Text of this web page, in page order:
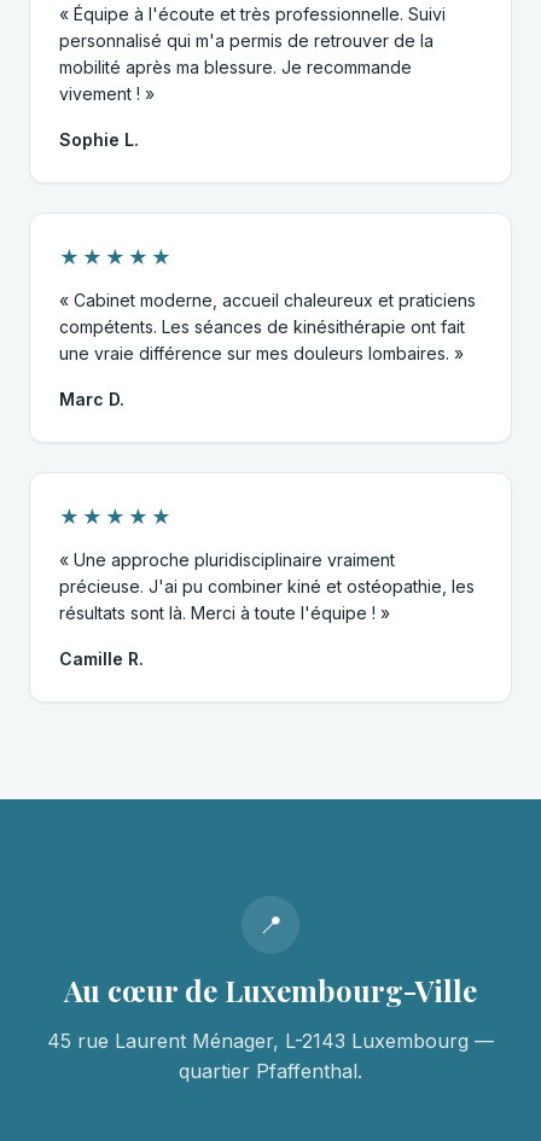
« Équipe à l'écoute et très professionnelle. Suivi
personnalisé qui m'a permis de retrouver de la
mobilité après ma blessure. Je recommande
vivement ! »
Sophie L.
★★★★★
« Cabinet moderne, accueil chaleureux et praticiens
compétents. Les séances de kinésithérapie ont fait
une vraie différence sur mes douleurs lombaires. »
Marc D.
★★★★★
« Une approche pluridisciplinaire vraiment
précieuse. J'ai pu combiner kiné et ostéopathie, les
résultats sont là. Merci à toute l'équipe ! »
Camille R.
📍
Au cœur de Luxembourg-Ville
45 rue Laurent Ménager, L-2143 Luxembourg —
quartier Pfaffenthal.